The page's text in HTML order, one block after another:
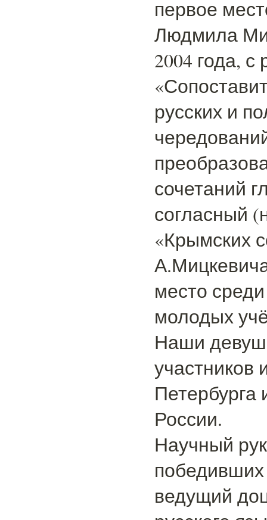
первое
Людмила
2004 года,
русских и
сочетаний
согласный
«Крымских
место
молодых
Наши
участников
Петербурга
России.
Научный
ведущий